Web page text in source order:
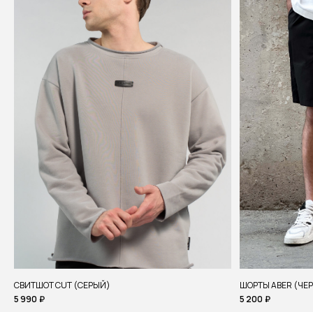
СВИТШОТ CUT (СЕРЫЙ)
5 990 ₽
ШОРТЫ ABER
5 200 ₽